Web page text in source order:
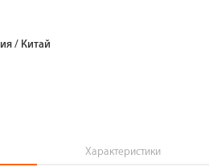
/ Китай
Характеристики